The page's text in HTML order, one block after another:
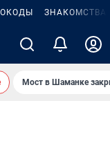
ЗНАКОМСТВА
Мост в Шаманке